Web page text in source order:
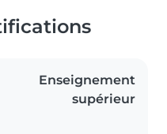
Enseignement
supérieur